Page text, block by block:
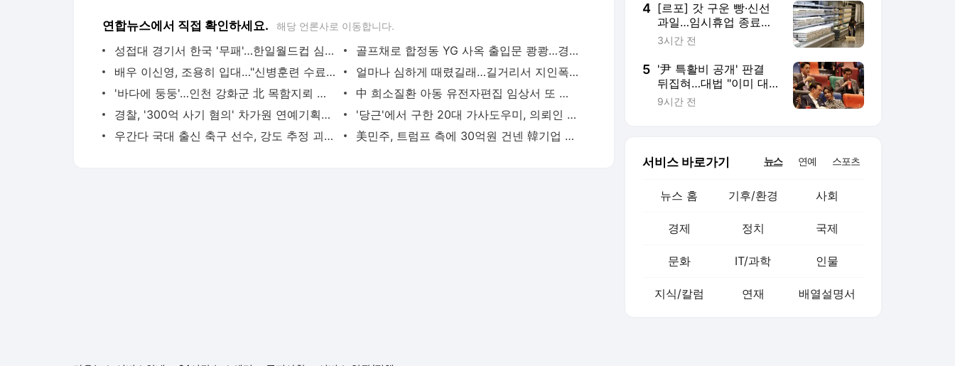
연합뉴스에서 직접 확인하세요. 해당 언론사로 이동합니다.
성접대 경기서 한국 '무패'…한일월드컵 심판매수설 재점화될 듯 | 연합뉴스
골프채로 합정동 YG 사옥 출입문 쾅쾅…경찰, 20대 여성 체포 | 연합뉴스
배우 이신영, 조용히 입대…"신병훈련 수료, 군 생활 집중" | 연합뉴스
얼마나 심하게 때렸길래…길거리서 지인폭행 50대 살인미수 혐의 | 연합뉴스
'바다에 둥둥'…인천 강화군 北 목함지뢰 주의보 | 연합뉴스
中 희소질환 아동 유전자편집 임상서 또 숨져…안전성 논란 확산 | 연합뉴스
경찰, '300억 사기 혐의' 차가원 연예기획사 대표 구속송치 | 연합뉴스
'당근'에서 구한 20대 가사도우미, 의뢰인 모친 유품 훔쳐가 | 연합뉴스
우간다 국대 출신 축구 선수, 강도 추정 괴한에 피살 | 연합뉴스
美민주, 트럼프 측에 30억원 건넨 韓기업 정조준…"잠재적 뇌물" | 연합뉴스
4 [르포] 갓 구운 빵·신선
과일…임시휴업 종료에
기대감 가득 홈플러스
3시간 전
5 '尹 특활비 공개' 판결
뒤집혀…대법 "이미 대
통령기록관 이관"
9시간 전
서비스 바로가기 뉴스 연예 스포츠
뉴스 홈 기후/환경 사회
경제 정치 국제
문화 IT/과학 인물
지식/칼럼 연재 배열설명서